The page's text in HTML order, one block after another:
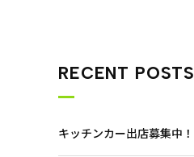
RECENT POSTS
キッチンカー出店募集中！